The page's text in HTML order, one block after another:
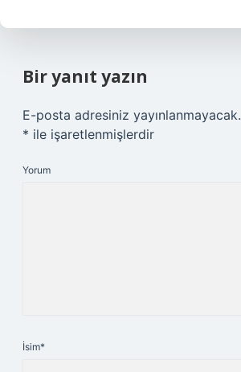
Bir yanıt yazın
E-posta adresiniz yayınlanmayacak.
* ile işaretlenmişlerdir
Yorum
İsim*